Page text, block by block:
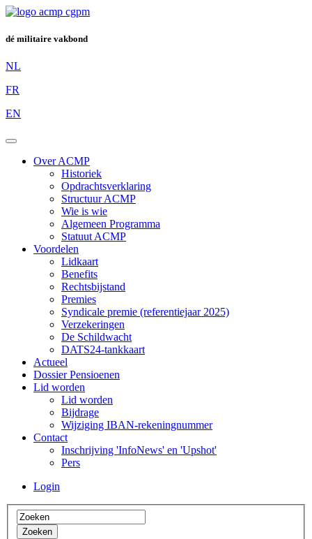
dé militaire vakbond
NL
FR
EN
Over ACMP
Historiek
Opdrachtsverklaring
Structuur ACMP
Wie is wie
Algemeen Programma
Statuut ACMP
Voordelen
Lidkaart
Benefits
Rechtsbijstand
Premies
Syndicale premie (referentiejaar 2025)
Verzekeringen
De Schildwacht
DATS24-tankkaart
Actueel
Dossier Pensioenen
Lid worden
Lid worden
Bijdrage
Wijziging IBAN-rekeningnummer
Contact
Inschrijving 'InfoNews' en 'Upshot'
Pers
Login